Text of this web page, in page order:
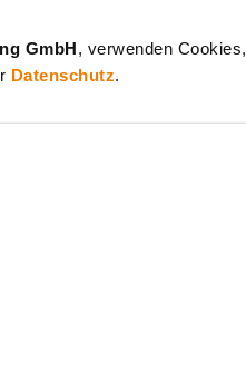
GmbH , verwenden
Datenschutz